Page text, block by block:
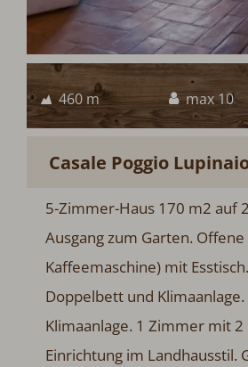
460 m max 10
Casale Poggio
5-Zimmer-Haus 170 m2 auf
Ausgang zum Garten.
Kaffeemaschine) mit
Doppelbett und
Klimaanlage. 1 Zimmer mit
Einrichtung im Landhausstil.